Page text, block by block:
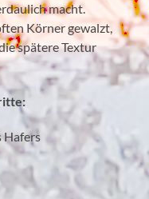
macht.
Körner gewalzt,
spätere Textur
Hafers